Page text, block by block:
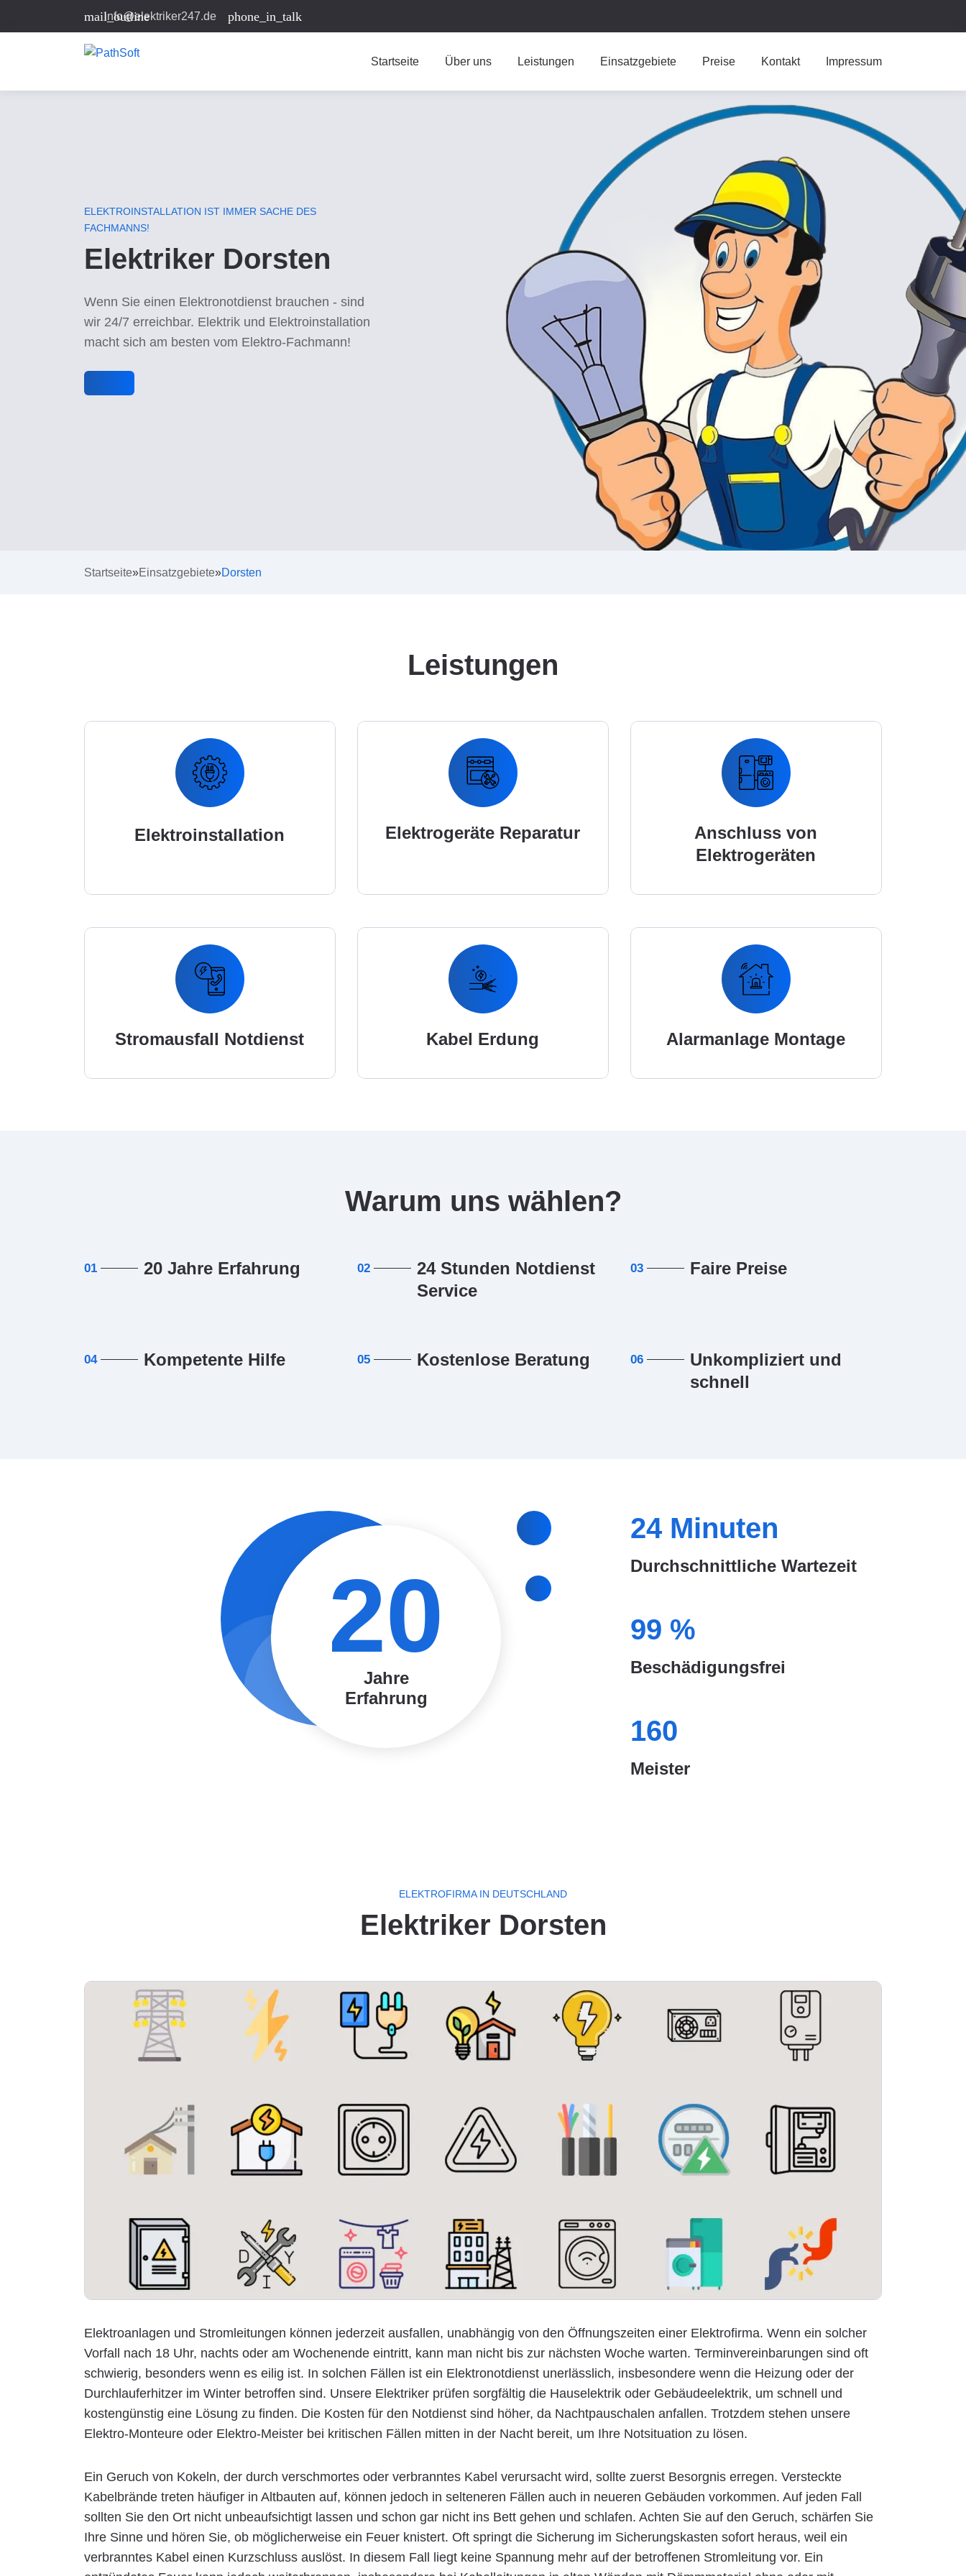
mail_outline
info@elektriker247.de phone_in_talk
Startseite Über uns Leistungen Einsatzgebiete Preise Kontakt Impressum
ELEKTROINSTALLATION IST IMMER SACHE DES
FACHMANNS!
Elektriker Dorsten
Wenn Sie einen Elektronotdienst brauchen - sind
wir 24/7 erreichbar. Elektrik und Elektroinstallation
macht sich am besten vom Elektro-Fachmann!
Startseite»Einsatzgebiete»Dorsten
Leistungen
Elektroinstallation Elektrogeräte Reparatur
Anschluss von
Elektrogeräten
Stromausfall Notdienst Kabel Erdung Alarmanlage Montage
Warum uns wählen?
01 20 Jahre Erfahrung 02
24 Stunden Notdienst
Service
03 Faire Preise
04 Kompetente Hilfe 05 Kostenlose Beratung 06
Unkompliziert und
schnell
20
Jahre
Erfahrung
24Minuten
Durchschnittliche Wartezeit
99 %
Beschädigungsfrei
160
Meister
ELEKTROFIRMA IN DEUTSCHLAND
Elektriker Dorsten
Elektroanlagen und Stromleitungen können jederzeit ausfallen, unabhängig von den Öffnungszeiten einer Elektrofirma. Wenn ein solcher
Vorfall nach 18 Uhr, nachts oder am Wochenende eintritt, kann man nicht bis zur nächsten Woche warten. Terminvereinbarungen sind oft
schwierig, besonders wenn es eilig ist. In solchen Fällen ist ein Elektronotdienst unerlässlich, insbesondere wenn die Heizung oder der
Durchlauferhitzer im Winter betroffen sind. Unsere Elektriker prüfen sorgfältig die Hauselektrik oder Gebäudeelektrik, um schnell und
kostengünstig eine Lösung zu finden. Die Kosten für den Notdienst sind höher, da Nachtpauschalen anfallen. Trotzdem stehen unsere
Elektro-Monteure oder Elektro-Meister bei kritischen Fällen mitten in der Nacht bereit, um Ihre Notsituation zu lösen.
Ein Geruch von Kokeln, der durch verschmortes oder verbranntes Kabel verursacht wird, sollte zuerst Besorgnis erregen. Versteckte
Kabelbrände treten häufiger in Altbauten auf, können jedoch in selteneren Fällen auch in neueren Gebäuden vorkommen. Auf jeden Fall
sollten Sie den Ort nicht unbeaufsichtigt lassen und schon gar nicht ins Bett gehen und schlafen. Achten Sie auf den Geruch, schärfen Sie
Ihre Sinne und hören Sie, ob möglicherweise ein Feuer knistert. Oft springt die Sicherung im Sicherungskasten sofort heraus, weil ein
verbranntes Kabel einen Kurzschluss auslöst. In diesem Fall liegt keine Spannung mehr auf der betroffenen Stromleitung vor. Ein